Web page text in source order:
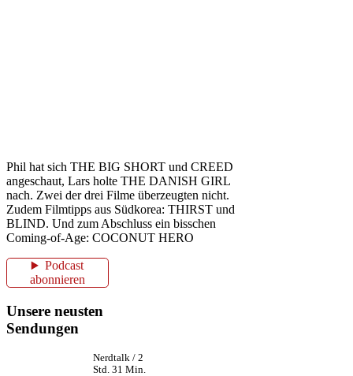
Phil hat sich THE BIG SHORT und CREED
angeschaut, Lars holte THE DANISH GIRL
nach. Zwei der drei Filme überzeugten nicht.
Zudem Filmtipps aus Südkorea: THIRST und
BLIND. Und zum Abschluss ein bisschen
Coming-of-Age: COCONUT HERO
Podcast
abonnieren
Unsere neusten
Sendungen
Nerdtalk / 2
Std. 31 Min.